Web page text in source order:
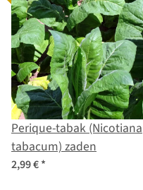
Perique-tabak (Nicotiana
tabacum) zaden
2,99 €*